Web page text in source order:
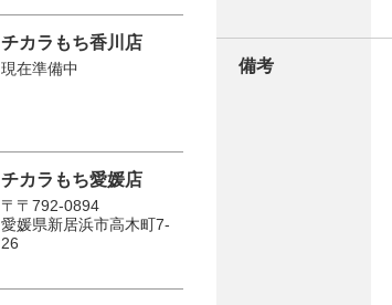
備考
チカラもち香川店
現在準備中
チカラもち愛媛店
〒〒792-0894
愛媛県新居浜市高木町7-
26